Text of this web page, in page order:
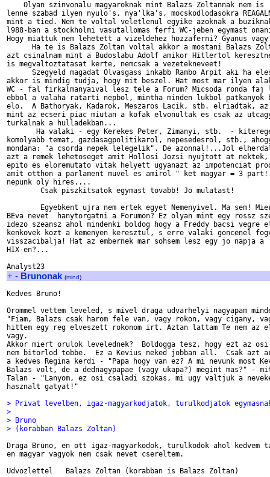
    Olyan szinvonalu magyaroknak mint Balazs Zoltannak nem is
lenne szabad ilyen nyulo's, nya'lka's, mocskodlodasokra
mint a tied. Nem te voltal veletlenul egyike azoknak a
l988-ban a stockholmi vasutallomas ferfi WC-jeben egymast
Hogy miattuk nem lehetett a vizeldehez hozzaferni? Gyanus vagy
Ha te is Balazs Zoltan voltal akkor a mostani Balazs
azt csinalnam mint a Budoslabu Adolf amikor Hitlertol
is megvaltoztatasat kerte, nemcsak a vezetekneveet!
Szegyeld magadat Olvasgass inkabb Rambo Arpit aki ha
akkor is mindig tudja, hogy mit beszel. Hat most mar ilyen
WC - fal firkalmanyaival lesz tele a Forum? Micsoda ronda
ebbol a valaha ratarti nepbol, mintha minden lukbol patkanyok
elo.  A Bathoryak, Kadarok, Meszaros Lacik, stb. elriadtak, az
mint az ecseri piac miutan a kofak elvonultak es csak az
turkalnak a hulladekban...
Ha valaki - egy Kerekes Peter, Zimanyi, stb.  -
komolyabb temat, gazdasagpolitikarol, nepesedesrol, stb.,
mondana: "a csorda nepek lelegelik". De azonnal!...Jol
azt a remek lehetoseget amit Hollosi Jozsi nyujtott at
epito es eloremutato vitak helyett ugyanazt az impotenciat
amit otthon a parlament muvel es amirol " ket magyar = 3
nepunk oly hires....
        Csak piszkitsatok egymast tovabb! Jo mulatast!
Egyebkent ujra nem ertek egyet Nemenyivel. Ma sem!
BEva nevet  hanytorgatni a Forumon? Ez olyan mint egy rossz
idezo szeansz ahol mindenki boldog hogy a Freddy bacsi vegre
kenkovek kozt a kemenyen keresztul, s erre valaki goncenel
visszacibalja! Hat az embernek mar sohsem lesz egy jo napja a
HIX-en?...
+ - Brunonak (mind)
Kedves Bruno!
Orommel vettem leveled, s mivel draga udvarhelyi nagyapam
"Fiam, Balazs csak harom fele van, vagy rokon, vagy cigany,
hittem egy reg elveszett rokonom irt. Aztan lattam Te nem az
vagy.
Akkor miert orulok levelednek?  Boldogga tesz, hogy ezt az
nem bitorlod tobbe.  Ez a Kevius neked jobban all.  Csak azt
a kedves Regina kerdi - "Papa hogy van ez? A mi nevunk most
Balazs volt, de a dednagypapae (vagy ukapa?) megint mas?" -
Talan - "Lanyom, ez osi csaladi szokas, mi ugy valtjuk a
hasznalt gatyat!"
> Privat levelben, igaz-magyarkodjatok, turulkodjatok
>
> Bruno
> (korabban Balazs Zoltan)
Draga Bruno, en ott igaz-magyarkodok, turulkodok ahol
en magyar vagyok nem csak nevet csereltem.
Udvozlettel   Balazs Zoltan (korabban is Balazs Zoltan)